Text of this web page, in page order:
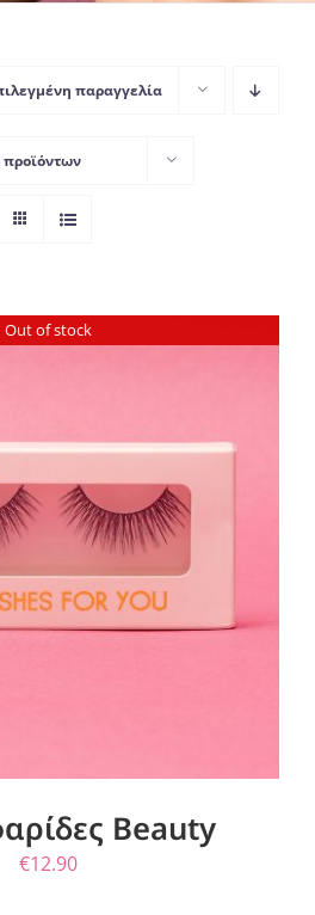
παραγγελία
προϊόντων
Out of stock
Beauty
€12.90